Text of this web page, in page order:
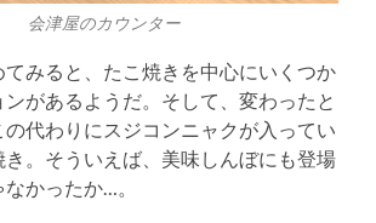
会津屋のカウンター
てみると、たこ焼きを中心にいくつか
があるようだ。そして、変わったと
の代わりにスジコンニャクが入ってい
き。そういえば、美味しんぼにも登場
かったか…。